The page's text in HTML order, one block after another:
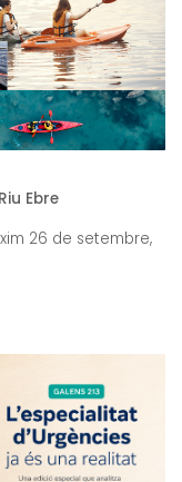
Ebre
26 de setembre,